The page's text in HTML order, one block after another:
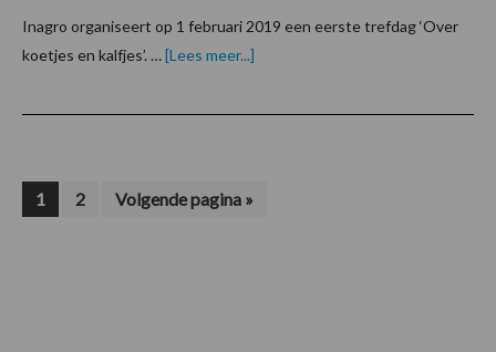
Inagro organiseert op 1 februari 2019 een eerste trefdag ‘Over
koetjes en kalfjes’. …[Lees meer...]
Pagina
1 Pagina
2
Ga
naar
Volgende pagina »